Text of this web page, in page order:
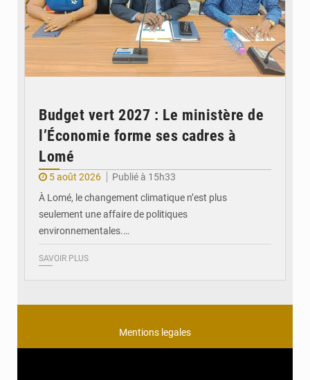
Budget vert 2027 : Le ministère de
l’Économie forme ses cadres à
Lomé
5 août 2026
Publié à 15h33
À Lomé, le changement climatique n’est plus
seulement une affaire de politiques
environnementales.…
SAVOIR PLUS
Mentions legales